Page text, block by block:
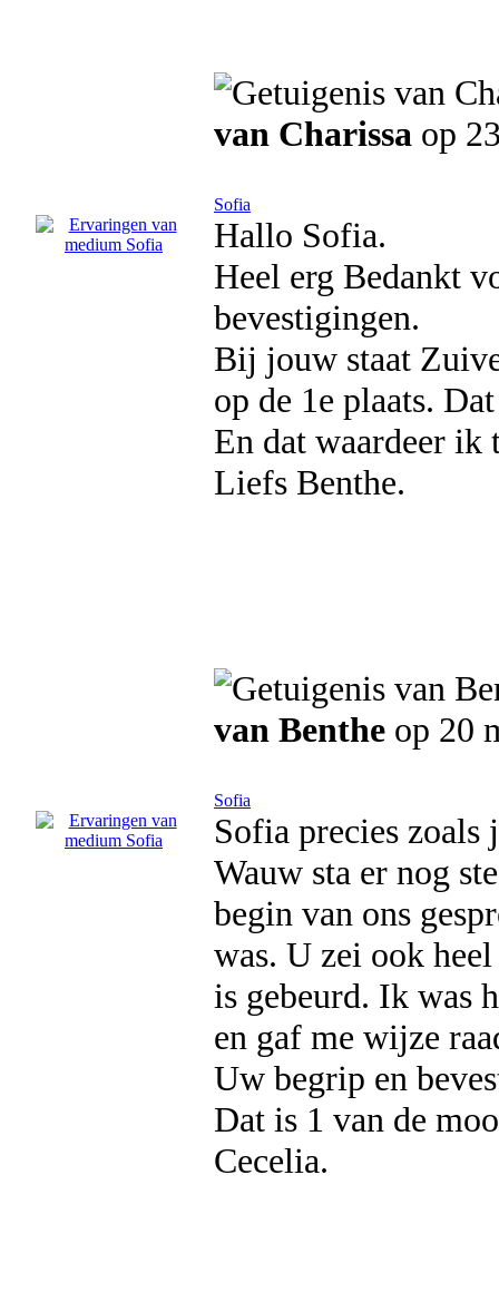
van Charissa op
Sofia
Hallo Sofia.
Heel erg Bedankt
bevestigingen.
Bij jouw staat
op de 1e plaats.
En dat waardeer ik
Liefs Benthe.
van Benthe op 20
Sofia
Sofia precies
Wauw sta er nog
begin van ons
was. U zei ook
is gebeurd. Ik was
en gaf me wijze
Uw begrip en
Dat is 1 van de
Cecelia.